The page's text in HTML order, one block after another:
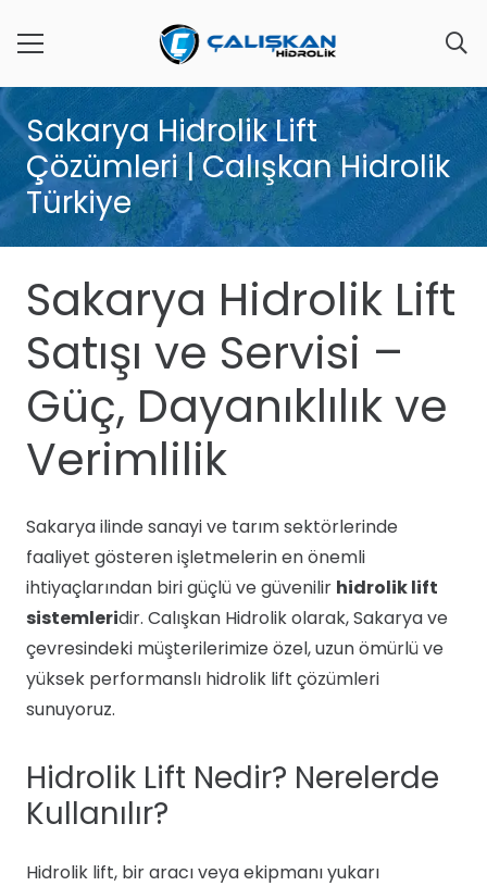
Sakarya Hidrolik Lift
Çözümleri | Calışkan Hidrolik
Türkiye
Sakarya Hidrolik Lift
Satışı ve Servisi –
Güç, Dayanıklılık ve
Verimlilik
Sakarya ilinde sanayi ve tarım sektörlerinde
faaliyet gösteren işletmelerin en önemli
ihtiyaçlarından biri güçlü ve güvenilir hidrolik lift
sistemleridir. Calışkan Hidrolik olarak, Sakarya ve
çevresindeki müşterilerimize özel, uzun ömürlü ve
yüksek performanslı hidrolik lift çözümleri
sunuyoruz.
Hidrolik Lift Nedir? Nerelerde
Kullanılır?
Hidrolik lift, bir aracı veya ekipmanı yukarı